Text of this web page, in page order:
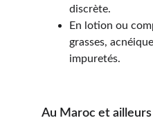
discrète.
En lotion ou
grasses,
impuretés.
Au Maroc et ailleurs